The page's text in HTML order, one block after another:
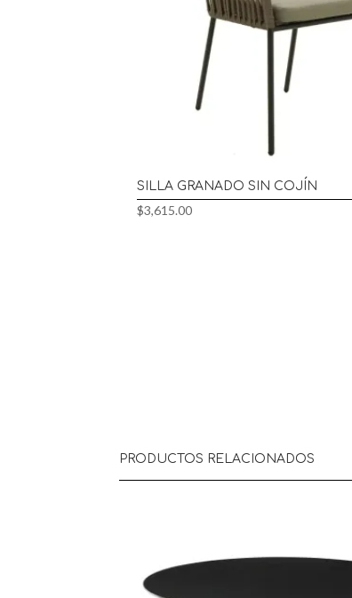
SILLA GRANADO SIN COJÍN
$3,615.00
PRODUCTOS RELACIONADOS